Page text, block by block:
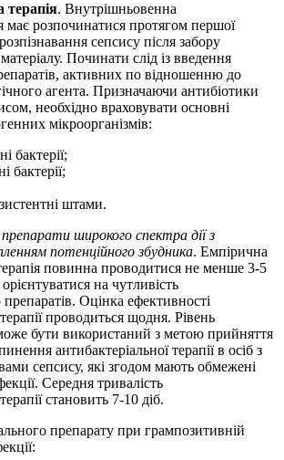
терапія. Внутрішньовенна
має розпочинатися протягом першої
сепсису після забору
Починати слід із введення
активних по відношенню до
агента. Призначаючи антибіотики
необхідно враховувати основні
мікроорганізмів:
бактерії;
бактерії;
штами.
широкого спектра дії з
потенційного збудника. Емпірична
повинна проводитися не менше 3-5
на чутливість
препаратів. Оцінка ефективності
проводиться щодня. Рівень
бути використаний з метою прийняття
антибактеріальної терапії в осіб з
сепсису, які згодом мають обмежені
Середня тривалість
становить 7-10 діб.
препарату при грампозитивній